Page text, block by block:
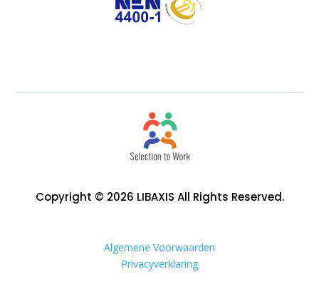
Copyright © 2026 LIBAXIS All Rights Reserved.
Algemene Voorwaarden
Privacyverklaring